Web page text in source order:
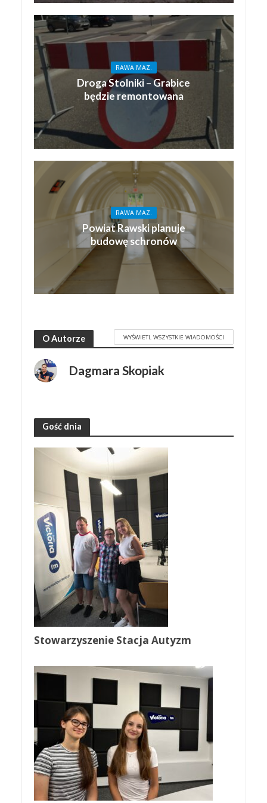
RAWA MAZ.
Droga Stolniki – Grabice
będzie remontowana
RAWA MAZ.
Powiat Rawski planuje
budowę schronów
O Autorze WYŚWIETL WSZYSTKIE WIADOMOŚCI
Dagmara Skopiak
Gość dnia
Stowarzyszenie Stacja Autyzm